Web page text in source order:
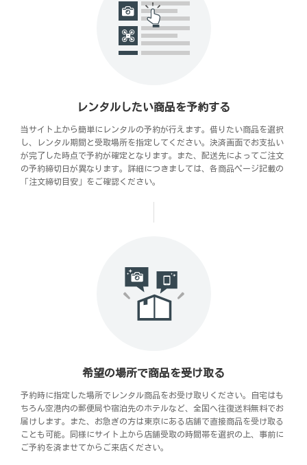
レンタルしたい商品を予約する
当サイト上から簡単にレンタルの予約が行えます。借りたい商品を選択
し、レンタル期間と受取場所を指定してください。決済画面でお支払い
が完了した時点で予約が確定となります。また、配送先によってご注文
の予約締切日が異なります。詳細につきましては、各商品ページ記載の
「注文締切目安」をご確認ください。
希望の場所で商品を受け取る
予約時に指定した場所でレンタル商品をお受け取りください。自宅はも
ちろん空港内の郵便局や宿泊先のホテルなど、全国へ往復送料無料でお
届けします。また、お急ぎの方は東京にある店舗で直接商品を受け取る
ことも可能。同様にサイト上から店舗受取の時間帯を選択の上、事前に
ご予約を済ませてからご来店ください。